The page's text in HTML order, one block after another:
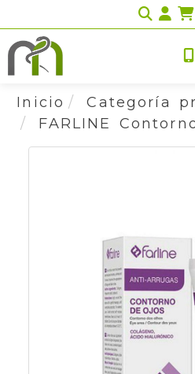
Inicio
Categoría
FARLINE